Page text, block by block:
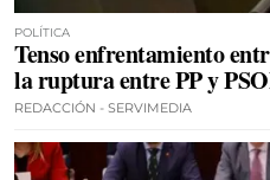
POLÍTICA
Tenso enfrentamiento
la ruptura entre PP y
REDACCIÓN - SERVIMEDIA